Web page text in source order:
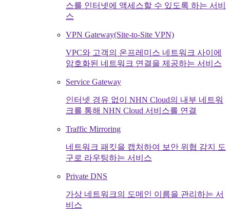
스를 인터넷에 액세스할 수 있도록 하는 서비
스
VPN Gateway(Site-to-Site VPN)
VPC와 고객의 온프레미스 네트워크 사이에
암호화된 네트워크 연결을 제공하는 서비스
Service Gateway
인터넷 경유 없이 NHN Cloud의 내부 네트워
크를 통해 NHN Cloud 서비스를 연결
Traffic Mirroring
네트워크 패킷을 캡처하여 보안 위협 감지 도
구로 라우팅하는 서비스
Private DNS
가상 네트워크의 도메인 이름을 관리하는 서
비스